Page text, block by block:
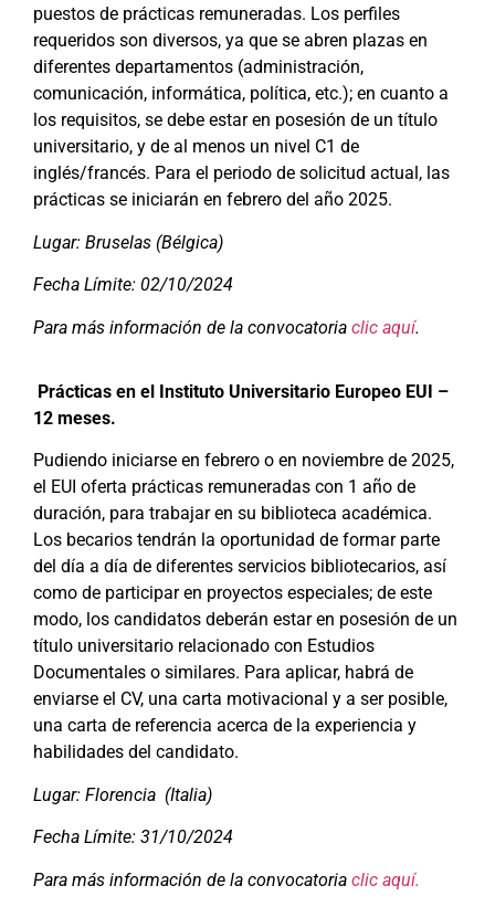
puestos de prácticas remuneradas. Los perfiles
requeridos son diversos, ya que se abren plazas en
diferentes departamentos (administración,
comunicación, informática, política, etc.); en cuanto a
los requisitos, se debe estar en posesión de un título
universitario, y de al menos un nivel C1 de
inglés/francés. Para el periodo de solicitud actual, las
prácticas se iniciarán en febrero del año 2025.
Lugar: Bruselas (Bélgica)
Fecha Límite: 02/10/2024
Para más información de la convocatoria clic aquí.
Prácticas en el Instituto Universitario Europeo EUI –
12 meses.
Pudiendo iniciarse en febrero o en noviembre de 2025,
el EUI oferta prácticas remuneradas con 1 año de
duración, para trabajar en su biblioteca académica.
Los becarios tendrán la oportunidad de formar parte
del día a día de diferentes servicios bibliotecarios, así
como de participar en proyectos especiales; de este
modo, los candidatos deberán estar en posesión de un
título universitario relacionado con Estudios
Documentales o similares. Para aplicar, habrá de
enviarse el CV, una carta motivacional y a ser posible,
una carta de referencia acerca de la experiencia y
habilidades del candidato.
Lugar: Florencia (Italia)
Fecha Límite: 31/10/2024
Para más información de la convocatoria clic aquí.